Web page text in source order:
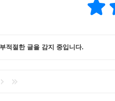
적절한 글을 감지 중입니다.